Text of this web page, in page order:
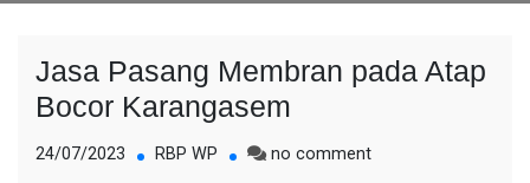
Jasa Pasang Membran pada Atap
Bocor Karangasem
24/07/2023 RBP WP no commenton